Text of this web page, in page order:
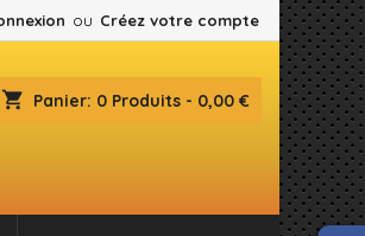
ou Créez votre compte
shopping_cart Panier: 0 Produits - 0,00 €